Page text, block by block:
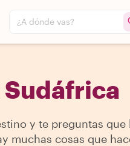
¿A dónde vas?
Sudáfrica
y te preguntas que
muchas cosas que